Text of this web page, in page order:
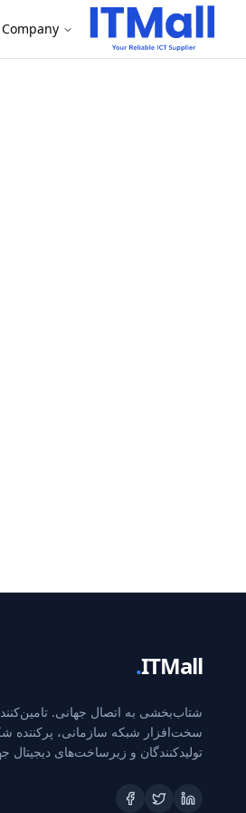
Company
ITMall
.
شتاب‌بخشی به اتصال جهانی.
سخت‌افزار شبکه سازمانی، پرکننده
تولیدکنندگان و زیرساخت‌های دیجیتال